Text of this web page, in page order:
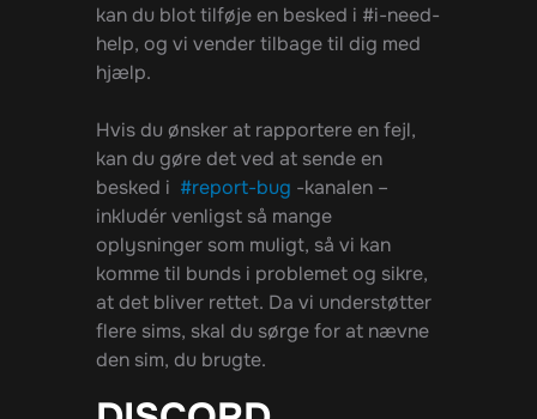
kan du blot tilføje en besked i #i-need-
help, og vi vender tilbage til dig med
hjælp.
Hvis du ønsker at rapportere en fejl,
kan du gøre det ved at sende en
besked i #report-bug -kanalen –
inkludér venligst så mange
oplysninger som muligt, så vi kan
komme til bunds i problemet og sikre,
at det bliver rettet. Da vi understøtter
flere sims, skal du sørge for at nævne
den sim, du brugte.